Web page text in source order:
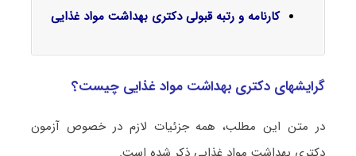
کارنامه و رتبه قبولی دکتری بهداشت مواد غذایی
گرایشهای دکتری بهداشت مواد غذایی چیست؟
در متن این مطلب، همه جزئیات لازم در خصوص آزمون